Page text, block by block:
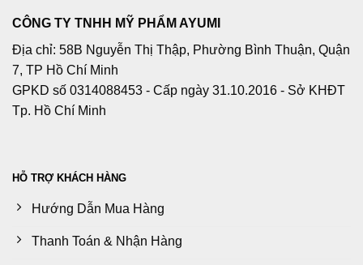
CÔNG TY TNHH MỸ PHẨM AYUMI
Địa chỉ: 58B Nguyễn Thị Thập, Phường Bình Thuận, Quận
7, TP Hồ Chí Minh
GPKD số 0314088453 - Cấp ngày 31.10.2016 - Sở KHĐT
Tp. Hồ Chí Minh
HỖ TRỢ KHÁCH HÀNG
Hướng Dẫn Mua Hàng
Thanh Toán & Nhận Hàng